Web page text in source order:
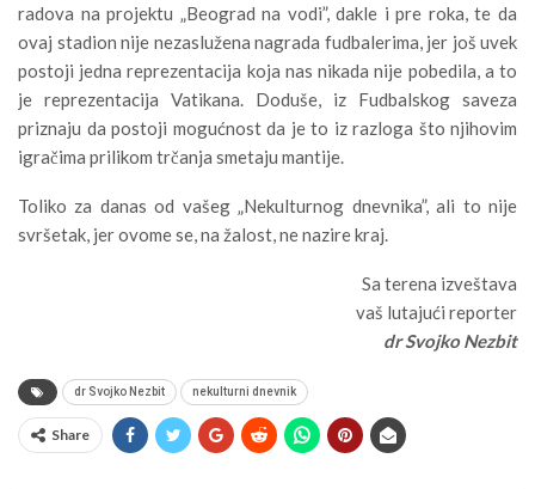
radova na projektu „Beograd na vodi”, dakle i pre roka, te da
ovaj stadion nije nezaslužena nagrada fudbalerima, jer još uvek
postoji jedna reprezentacija koja nas nikada nije pobedila, a to
je reprezentacija Vatikana. Doduše, iz Fudbalskog saveza
priznaju da postoji mogućnost da je to iz razloga što njihovim
igračima prilikom trčanja smetaju mantije.
Toliko za danas od vašeg „Nekulturnog dnevnika”, ali to nije
svršetak, jer ovome se, na žalost, ne nazire kraj.
Sa terena izveštava
vaš lutajući reporter
dr Svojko Nezbit
dr Svojko Nezbit nekulturni dnevnik
Share